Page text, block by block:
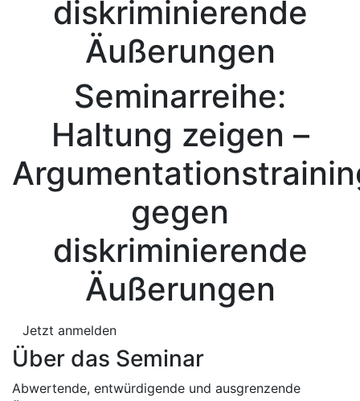
diskriminierende
Äußerungen
Seminarreihe:
Haltung zeigen –
gegen
diskriminierende
Äußerungen
Jetzt anmelden
Über das Seminar
Abwertende, entwürdigende und ausgrenzende